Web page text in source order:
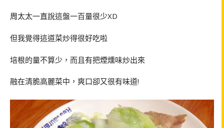
周太太一直說這盤一百量很少XD
但我覺得這道菜炒得很好吃啦
培根的量不算少，而且有把煙燻味炒出來
融在清脆高麗菜中，爽口卻又很有味道!